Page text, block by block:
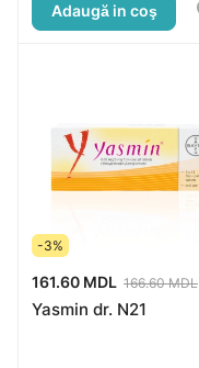
Adaugă in coş
-3%
161.60 MDL 166.60 MDL
Yasmin dr. N21